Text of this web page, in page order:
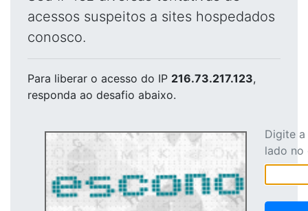
acessos suspeitos a sites hospedados
conosco.
Para liberar o acesso do IP 216.73.217.123,
responda ao desafio abaixo.
Digite
lado no